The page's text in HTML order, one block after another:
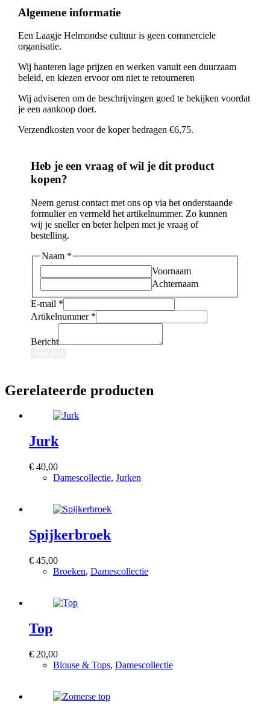
Algemene informatie
Een Laagje Helmondse cultuur is geen commerciele
organisatie.
Wij hanteren lage prijzen en werken vanuit een duurzaam
beleid, en kiezen ervoor om niet te retourneren
Wij adviseren om de beschrijvingen goed te bekijken voordat
je een aankoop doet.
Verzendkosten voor de koper bedragen €6,75.
Heb je een vraag of wil je dit product
kopen?
Neem gerust contact met ons op via het onderstaande
formulier en vermeld het artikelnummer. Zo kunnen
wij je sneller en beter helpen met je vraag of
bestelling.
Naam *
Voornaam
Achternaam
Naam
Bericht
Artikelnummer
E-mail *
Artikelnummer *
Bericht
Gerelateerde producten
Jurk
€ 40,00
Damescollectie, Jurken
Spijkerbroek
€ 45,00
Broeken, Damescollectie
Top
€ 20,00
Blouse & Tops, Damescollectie